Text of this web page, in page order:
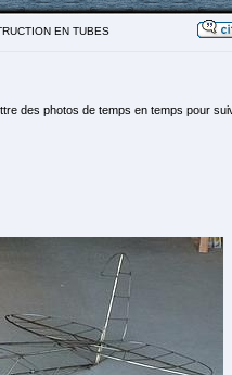
EN TUBES
des photos de temps en temps pour